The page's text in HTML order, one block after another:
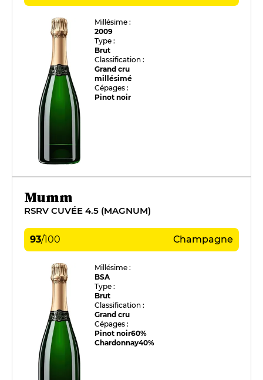
Millésime :
2009
Type :
Brut
Classification :
Grand cru
millésimé
Cépages :
Pinot noir
Mumm
RSRV CUVÉE 4.5 (MAGNUM)
93/100 Champagne
Millésime :
BSA
Type :
Brut
Classification :
Grand cru
Cépages :
Pinot noir60%
Chardonnay40%